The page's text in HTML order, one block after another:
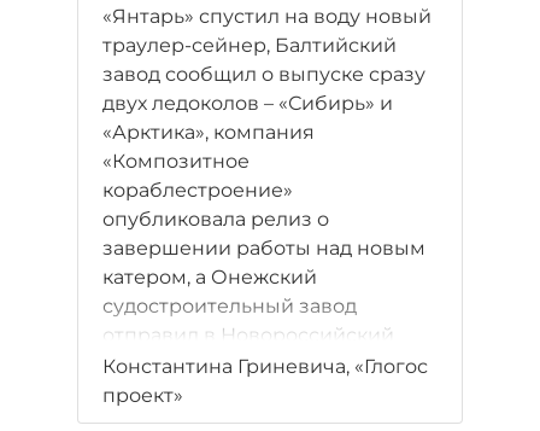
«Янтарь» спустил на воду новый
траулер-сейнер, Балтийский
завод сообщил о выпуске сразу
двух ледоколов – «Сибирь» и
«Арктика», компания
«Композитное
кораблестроение»
опубликовала релиз о
завершении работы над новым
катером, а Онежский
судостроительный завод
отправил в Новороссийский
порт новый рабочий катер.
Константина Гриневича, «Глогос
проект»